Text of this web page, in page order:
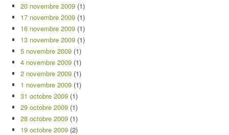
20 novembre 2009 (1)
17 novembre 2009 (1)
16 novembre 2009 (1)
13 novembre 2009 (1)
5 novembre 2009 (1)
4 novembre 2009 (1)
2 novembre 2009 (1)
1 novembre 2009 (1)
31 octobre 2009 (1)
29 octobre 2009 (1)
28 octobre 2009 (1)
19 octobre 2009 (2)